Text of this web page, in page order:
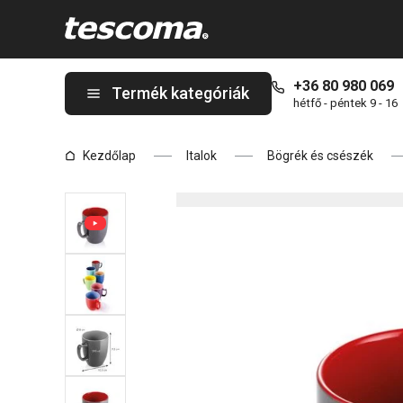
Termék kategóriák +36 80 980 069
hétfő - péntek 9 - 16
Kezdőlap Italok Bögrék és csészék